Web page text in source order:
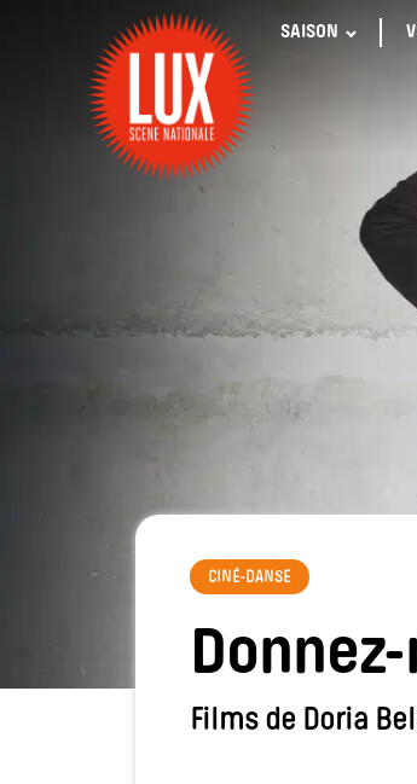
SAISON
CINÉ-DANSE
Films de Doria